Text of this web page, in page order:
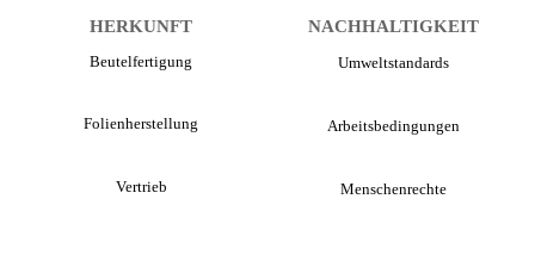
HERKUNFT
Beutel­fertigung
Folien­herstellung
Vertrieb
NACHHALTIGKEIT
Umwelt­standards
Arbeits­bedingungen
Menschen­rechte